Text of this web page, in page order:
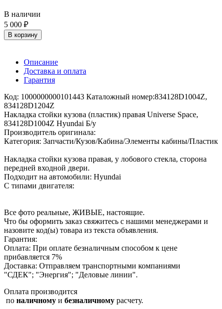
В наличии
5 000 ₽
В корзину
Описание
Доставка и оплата
Гарантия
Код: 1000000000101443 Каталожный номер:834128D1004Z,
834128D1204Z
Накладка стойки кузова (пластик) правая Universe Space,
834128D1004Z Hyundai Б/у
Производитель оригинала:
Категория: Запчасти/Кузов/Кабина/Элементы кабины/Пластик
Накладка стойки кузова правая, у лобового стекла, сторона
передней входной двери.
Подходит на автомобили: Hyundai
С типами двигателя:
Все фото реальные, ЖИВЫЕ, настоящие.
Что бы оформить заказ свяжитесь с нашими менеджерами и
назовите код(ы) товара из текста объявления.
Гарантия:
Оплата: При оплате безналичным способом к цене
прибавляется 7%
Доставка: Отправляем транспортными компаниями
"СДЕК"; "Энергия"; "Деловые линии".
Оплата производится
по наличному и безналичному расчету.